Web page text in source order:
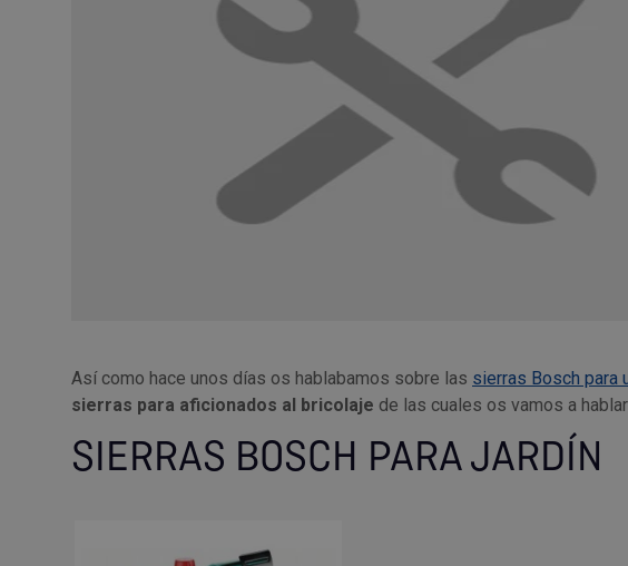
Así como hace unos días os hablabamos sobre las sierras Bosch para
sierras para aficionados al bricolaje de las cuales os vamos a
SIERRAS BOSCH PARA JARDÍN